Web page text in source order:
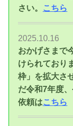
さい。
こちら
2025.10.16
おかげさまで
けられており
枠」を拡大さ
だ令和7年度
依頼はこちら